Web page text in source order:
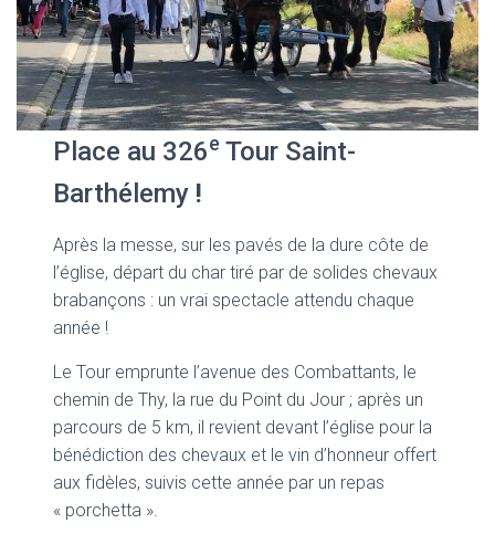
Place au 326e Tour Saint-
Barthélemy !
Après la messe, sur les pavés de la dure côte de
l’église, départ du char tiré par de solides chevaux
brabançons : un vrai spectacle attendu chaque
année !
Le Tour emprunte l’avenue des Combattants, le
chemin de Thy, la rue du Point du Jour ; après un
parcours de 5 km, il revient devant l’église pour la
bénédiction des chevaux et le vin d’honneur offert
aux fidèles, suivis cette année par un repas
« porchetta ».